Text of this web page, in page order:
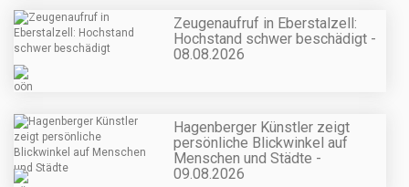
Zeugenaufruf in Eberstalzell:
Hochstand schwer beschädigt -
08.08.2026
Hagenberger Künstler zeigt
persönliche Blickwinkel auf
Menschen und Städte -
09.08.2026